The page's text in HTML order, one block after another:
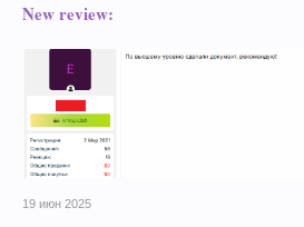
New review:
19 июн 2025